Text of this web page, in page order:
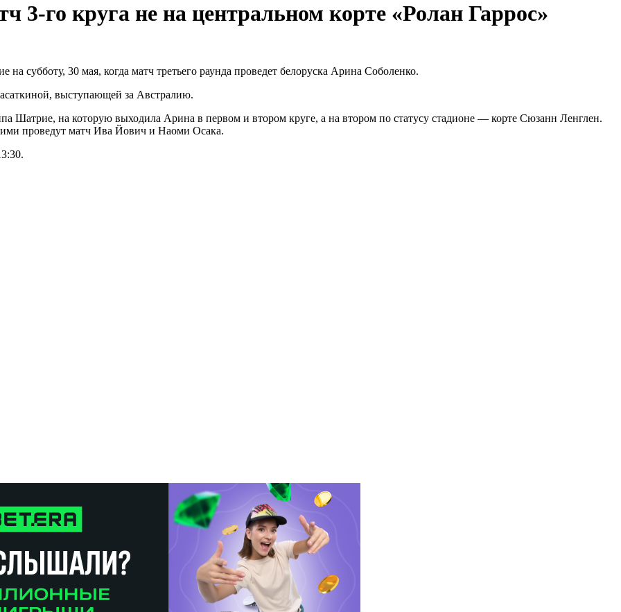
3-го круга не на центральном корте «Ролан Гаррос»
субботу, 30 мая, когда матч третьего раунда проведет белоруска Арина Соболенко.
выступающей за Австралию.
Шатрие, на которую выходила Арина в первом и втором круге, а на втором по статусу стадионе — корте Сюзанн Ленглен.
проведут матч Ива Йович и Наоми Осака.